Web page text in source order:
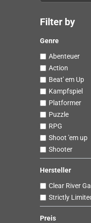
Filter by
Genre
Abenteuer
Action
Beat' em Up
Kampfspiel
Platformer
Puzzle
RPG
Shoot 'em up
Shooter
Hersteller
Clear River
Strictly
Preis